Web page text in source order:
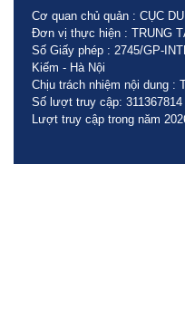
Cơ quan chủ quản : CỤC
Đơn vị thực hiện : TRUNG
Số Giấy phép : 2745/GP-
Kiếm - Hà Nội
Chịu trách nhiệm nội dung :
Số lượt truy cập: 311367814
Lượt truy cập trong năm